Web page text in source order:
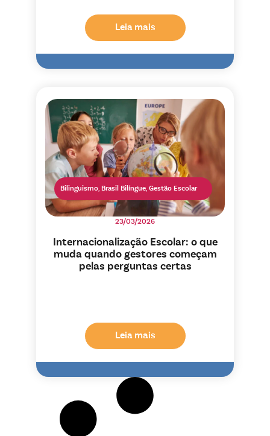
Leia mais
23/03/2026
Internacionalização Escolar: o que
muda quando gestores começam
pelas perguntas certas
Bilinguismo, Brasil Bilíngue, Gestão Escolar
Leia mais